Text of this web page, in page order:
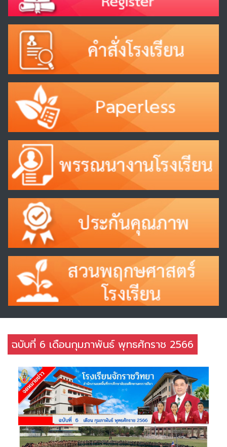
ฉบับที่ 6 เดือนกุมภาพันธ์ พุทธศักราช 2566